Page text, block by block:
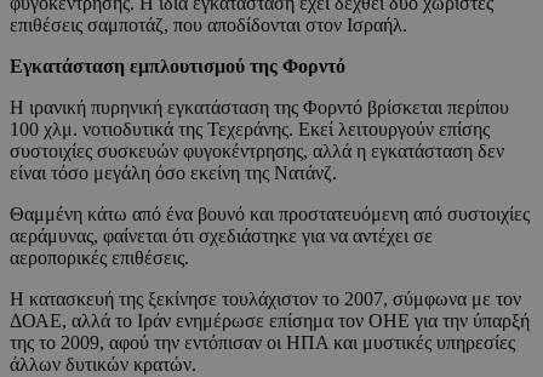
επιθέσεις σαμποτάζ, που αποδίδονται στον Ισραήλ.
Εγκατάσταση εμπλουτισμού της Φορντό
Η ιρανική πυρηνική εγκατάσταση της Φορντό βρίσκεται περίπου
100 χλμ. νοτιοδυτικά της Τεχεράνης. Εκεί λειτουργούν επίσης
συστοιχίες συσκευών φυγοκέντρησης, αλλά η εγκατάσταση δεν
είναι τόσο μεγάλη όσο εκείνη της Νατάνζ.
Θαμμένη κάτω από ένα βουνό και προστατευόμενη από συστοιχίες
αεράμυνας, φαίνεται ότι σχεδιάστηκε για να αντέχει σε
αεροπορικές επιθέσεις.
Η κατασκευή της ξεκίνησε τουλάχιστον το 2007, σύμφωνα με τον
ΔΟΑΕ, αλλά το Ιράν ενημέρωσε επίσημα τον ΟΗΕ για την ύπαρξή
της το 2009, αφού την εντόπισαν οι ΗΠΑ και μυστικές υπηρεσίες
άλλων δυτικών κρατών.